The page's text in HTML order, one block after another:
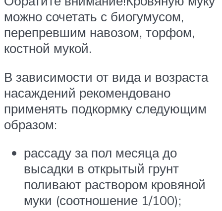
можно сочетать с биогумусом,
перепревшим навозом, торфом,
костной мукой.
В зависимости от вида и возраста
насаждений рекомендовано
применять подкормку следующим
образом:
рассаду за пол месяца до
высадки в открытый грунт
поливают раствором кровяной
муки (соотношение 1/100);